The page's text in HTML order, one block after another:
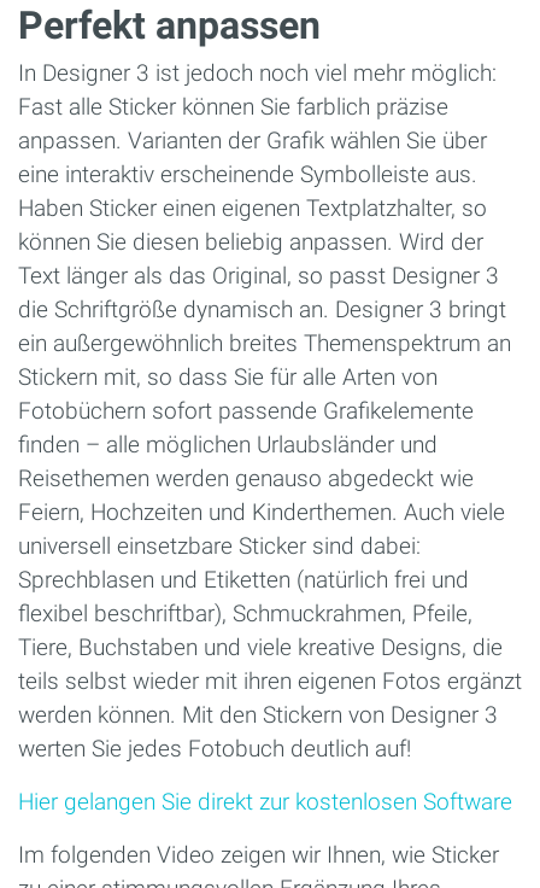
Perfekt anpassen
In Designer 3 ist jedoch noch viel mehr möglich:
Fast alle Sticker können Sie farblich präzise
anpassen. Varianten der Grafik wählen Sie über
eine interaktiv erscheinende Symbolleiste aus.
Haben Sticker einen eigenen Textplatzhalter, so
können Sie diesen beliebig anpassen. Wird der
Text länger als das Original, so passt Designer 3
die Schriftgröße dynamisch an. Designer 3 bringt
ein außergewöhnlich breites Themenspektrum an
Stickern mit, so dass Sie für alle Arten von
Fotobüchern sofort passende Grafikelemente
finden – alle möglichen Urlaubsländer und
Reisethemen werden genauso abgedeckt wie
Feiern, Hochzeiten und Kinderthemen. Auch viele
universell einsetzbare Sticker sind dabei:
Sprechblasen und Etiketten (natürlich frei und
flexibel beschriftbar), Schmuckrahmen, Pfeile,
Tiere, Buchstaben und viele kreative Designs, die
teils selbst wieder mit ihren eigenen Fotos ergänzt
werden können. Mit den Stickern von Designer 3
werten Sie jedes Fotobuch deutlich auf!
Hier gelangen Sie direkt zur kostenlosen Software
Im folgenden Video zeigen wir Ihnen, wie Sticker